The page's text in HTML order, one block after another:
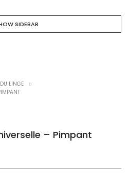
SIDEBAR
LINGE
– Pimpant